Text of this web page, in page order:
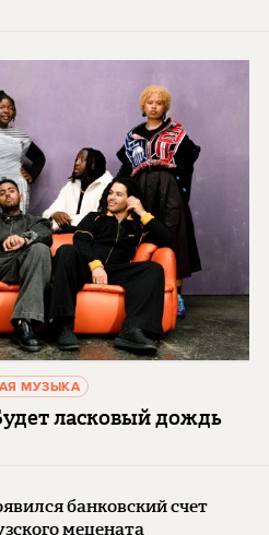
МУЗЫКА
ласковый дождь
банковский счет
мецената